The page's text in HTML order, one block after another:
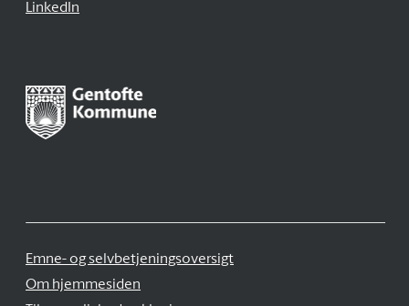
LinkedIn
Emne- og selvbetjeningsoversigt
Om hjemmesiden